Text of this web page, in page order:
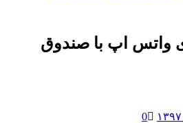
اپ با صندوق
0